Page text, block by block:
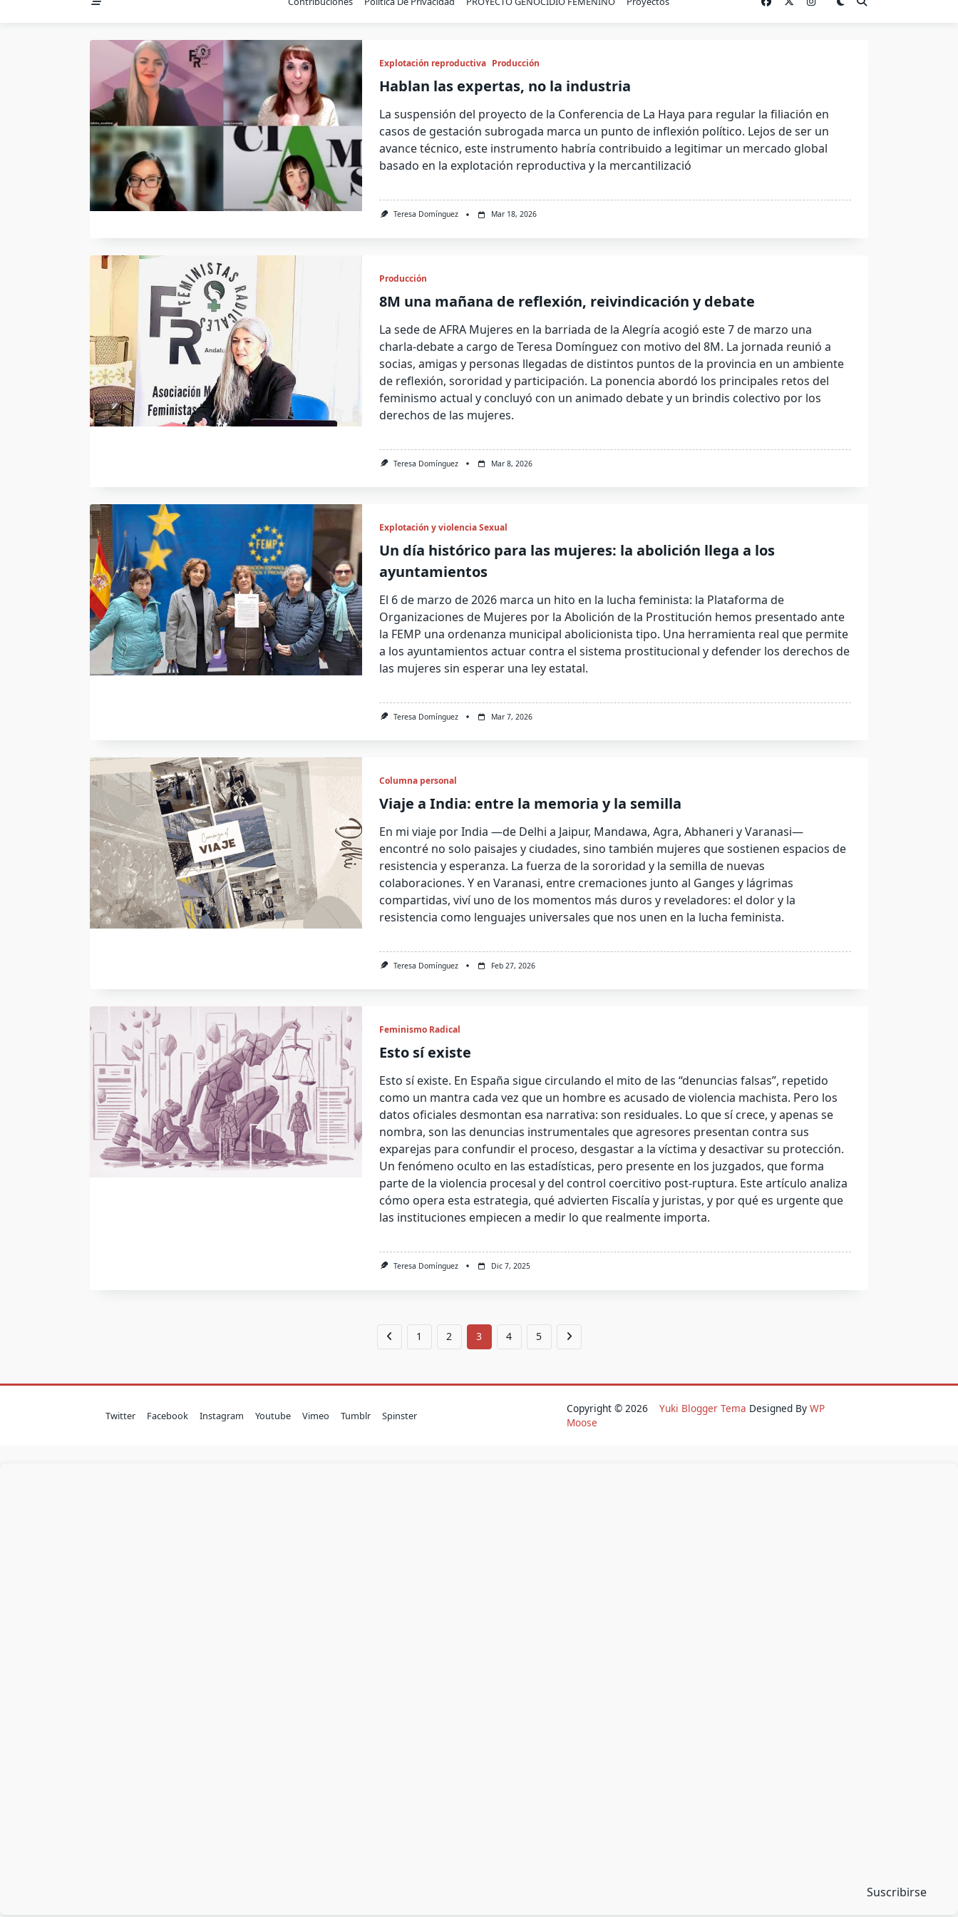
Explotación reproductiva Producción
Hablan las expertas, no la industria
La suspensión del proyecto de la Conferencia de La Haya para regular la filiación en
casos de gestación subrogada marca un punto de inflexión político. Lejos de ser un
avance técnico, este instrumento habría contribuido a legitimar un mercado global
basado en la explotación reproductiva y la mercantilizació
Teresa Domínguez Mar 18, 2026
Producción
8M una mañana de reflexión, reivindicación y debate
La sede de AFRA Mujeres en la barriada de la Alegría acogió este 7 de marzo una
charla-debate a cargo de Teresa Domínguez con motivo del 8M. La jornada reunió a
socias, amigas y personas llegadas de distintos puntos de la provincia en un ambiente
de reflexión, sororidad y participación. La ponencia abordó los principales retos del
feminismo actual y concluyó con un animado debate y un brindis colectivo por los
derechos de las mujeres.
Teresa Domínguez Mar 8, 2026
Explotación y violencia Sexual
Un día histórico para las mujeres: la abolición llega a los
ayuntamientos
El 6 de marzo de 2026 marca un hito en la lucha feminista: la Plataforma de
Organizaciones de Mujeres por la Abolición de la Prostitución hemos presentado ante
la FEMP una ordenanza municipal abolicionista tipo. Una herramienta real que permite
a los ayuntamientos actuar contra el sistema prostitucional y defender los derechos de
las mujeres sin esperar una ley estatal.
Teresa Domínguez Mar 7, 2026
Columna personal
Viaje a India: entre la memoria y la semilla
En mi viaje por India —de Delhi a Jaipur, Mandawa, Agra, Abhaneri y Varanasi—
encontré no solo paisajes y ciudades, sino también mujeres que sostienen espacios de
resistencia y esperanza. La fuerza de la sororidad y la semilla de nuevas
colaboraciones. Y en Varanasi, entre cremaciones junto al Ganges y lágrimas
compartidas, viví uno de los momentos más duros y reveladores: el dolor y la
resistencia como lenguajes universales que nos unen en la lucha feminista.
Teresa Domínguez Feb 27, 2026
Feminismo Radical
Esto sí existe
Esto sí existe. En España sigue circulando el mito de las “denuncias falsas”, repetido
como un mantra cada vez que un hombre es acusado de violencia machista. Pero los
datos oficiales desmontan esa narrativa: son residuales. Lo que sí crece, y apenas se
nombra, son las denuncias instrumentales que agresores presentan contra sus
exparejas para confundir el proceso, desgastar a la víctima y desactivar su protección.
Un fenómeno oculto en las estadísticas, pero presente en los juzgados, que forma
parte de la violencia procesal y del control coercitivo post-ruptura. Este artículo analiza
cómo opera esta estrategia, qué advierten Fiscalía y juristas, y por qué es urgente que
las instituciones empiecen a medir lo que realmente importa.
Teresa Domínguez Dic 7, 2025
1 2 3 4 5
Twitter Facebook Instagram Youtube Vimeo Tumblr Spinster
Copyright © 2026Yuki Blogger Tema Designed ByWP
Moose
Suscribirse